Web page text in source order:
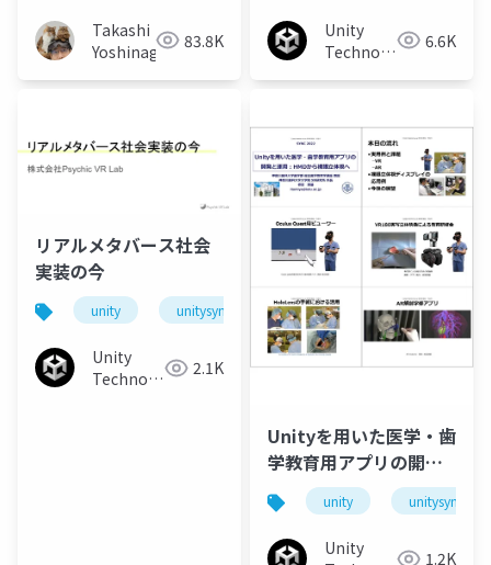
Takashi
Yoshinaga
83.8K
Unity
Technologies 6.6K
リアルメタバース社会
実装の今
unity unitysync
Unity
Technologies 2.1K
Unityを用いた医学・歯
学教育用アプリの開発
と運用：HMDから裸眼
立体視へ
unity unitysync
Unity
1.2K